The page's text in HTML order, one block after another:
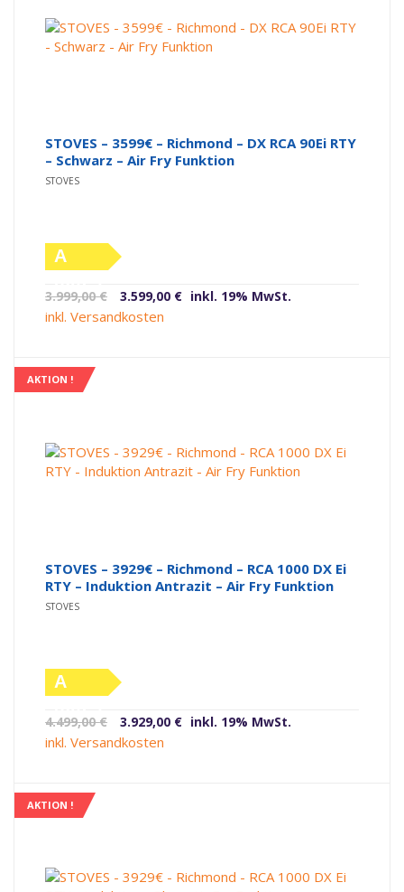
STOVES – 3599€ – Richmond – DX RCA 90Ei RTY
– Schwarz – Air Fry Funktion
STOVES
A
Label)
3.999,00€
Ursprünglicher
Preis
3.599,00 € Aktueller
inkl. 19% MwSt.
inkl. Versandkosten
AKTION !
STOVES – 3929€ – Richmond – RCA 1000 DX Ei
RTY – Induktion Antrazit – Air Fry Funktion
STOVES
A
Label)
4.499,00€
Ursprünglicher
Preis
3.929,00 € Aktueller
inkl. 19% MwSt.
inkl. Versandkosten
AKTION !